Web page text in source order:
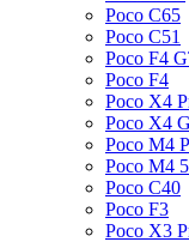
Poco C65
Poco C51
Poco F4
Poco F4
Poco X4
Poco X4
Poco M4
Poco M4
Poco C40
Poco F3
Poco X3